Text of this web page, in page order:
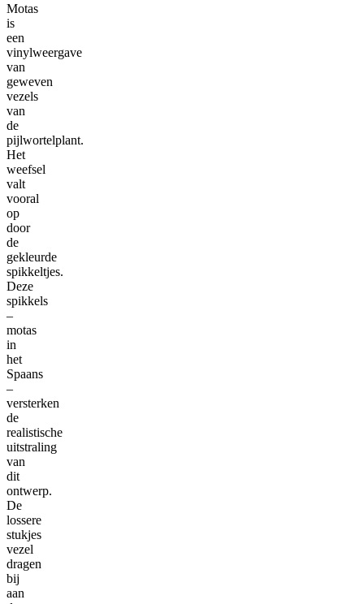
Motas
is
een
vinylweergave
van
geweven
vezels
van
de
pijlwortelplant.
Het
weefsel
valt
vooral
op
door
de
gekleurde
spikkeltjes.
Deze
spikkels
–
motas
in
het
Spaans
–
versterken
de
realistische
uitstraling
van
dit
ontwerp.
De
lossere
stukjes
vezel
dragen
bij
aan